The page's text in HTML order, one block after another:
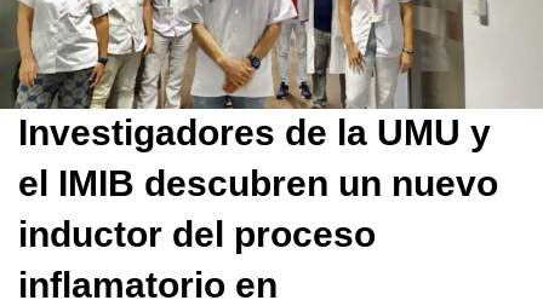
Investigadores de la UMU y
el IMIB descubren un nuevo
inductor del proceso
inflamatorio en